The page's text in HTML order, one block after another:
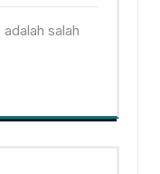
salah